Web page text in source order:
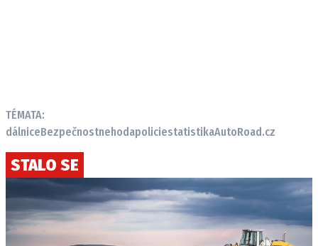
TÉMATA:
dálniceBezpečnostnehodapoliciestatistikaAutoRoad.cz
STALO SE